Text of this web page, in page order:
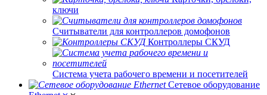
ключи
Считыватели для контроллеров домофонов
Контроллеры СКУД
Система учета рабочего времени и посетителей
Сетевое оборудование